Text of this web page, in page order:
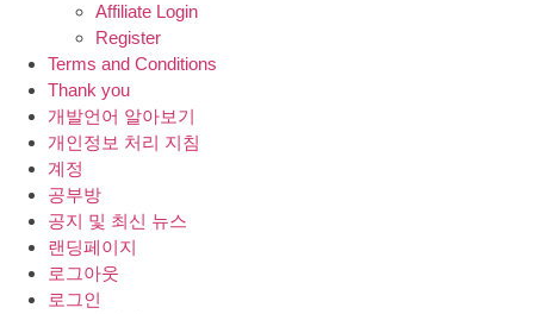
Affiliate Login
Register
Terms and Conditions
Thank you
개발언어 알아보기
개인정보 처리 지침
계정
공부방
공지 및 최신 뉴스
랜딩페이지
로그아웃
로그인